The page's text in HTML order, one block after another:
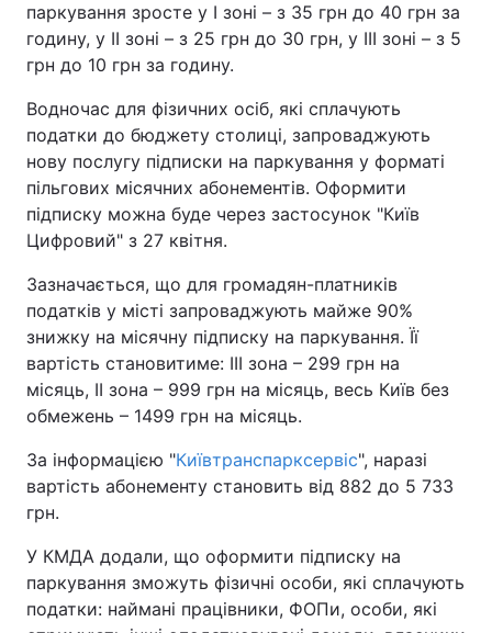
паркування зросте у І зоні – з 35 грн до 40 грн за
годину, у ІІ зоні – з 25 грн до 30 грн, у ІІІ зоні – з 5
грн до 10 грн за годину.
Водночас для фізичних осіб, які сплачують
податки до бюджету столиці, запроваджують
нову послугу підписки на паркування у форматі
пільгових місячних абонементів. Оформити
підписку можна буде через застосунок "Київ
Цифровий" з 27 квітня.
Зазначається, що для громадян-платників
податків у місті запроваджують майже 90%
знижку на місячну підписку на паркування. Її
вартість становитиме: ІІІ зона – 299 грн на
місяць, ІІ зона – 999 грн на місяць, весь Київ без
обмежень – 1499 грн на місяць.
За інформацією "Київтранспарксервіс", наразі
вартість абонементу становить від 882 до 5 733
грн.
У КМДА додали, що оформити підписку на
паркування зможуть фізичні особи, які сплачують
податки: наймані працівники, ФОПи, особи, які